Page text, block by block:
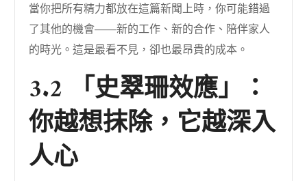
當你把所有精力都放在這篇新聞上時，你可能錯過
了其他的機會——新的工作、新的合作、陪伴家人
的時光。這是最看不見，卻也最昂貴的成本。
3.2 「史翠珊效應」：
你越想抹除，它越深入
人心